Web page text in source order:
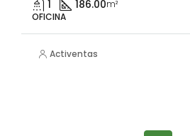
1 186.00m²
OFICINA
Activentas